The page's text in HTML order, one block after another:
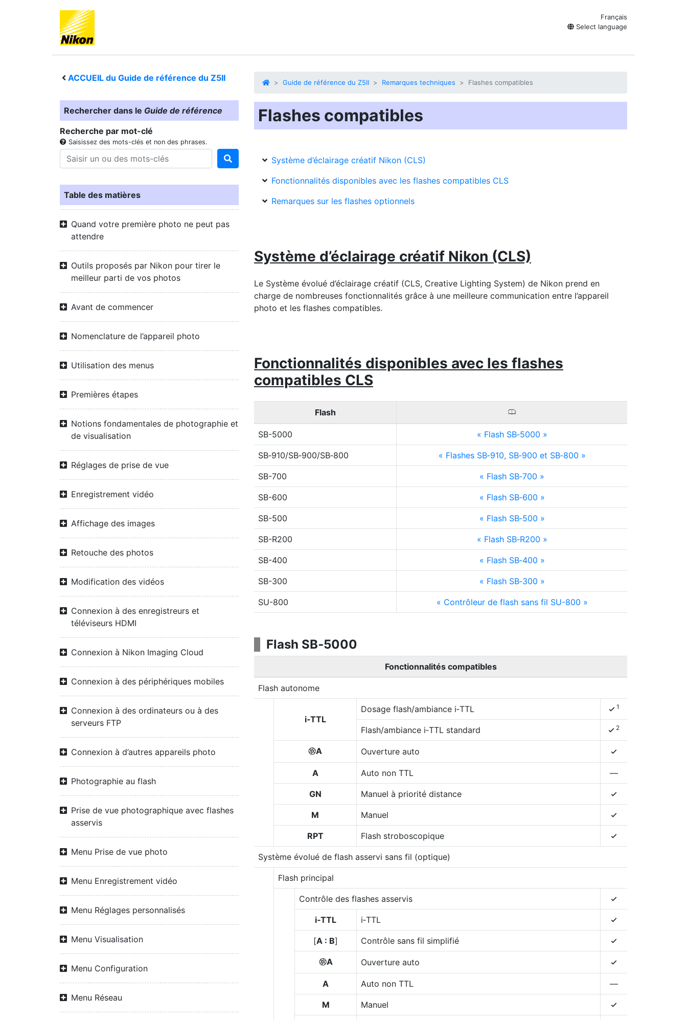
Français
Select language
ACCUEIL du Guide de référence du Z5II
Rechercher dans le Guide de référence
Recherche par mot-clé
Saisissez des mots-clés et non des phrases.
Table des matières
Quand votre première photo ne peut pas
attendre
Outils proposés par Nikon pour tirer le
meilleur parti de vos photos
Avant de commencer
Nomenclature de l’appareil photo
Utilisation des menus
Premières étapes
Notions fondamentales de photographie et
de visualisation
Réglages de prise de vue
Enregistrement vidéo
Affichage des images
Retouche des photos
Modification des vidéos
Connexion à des enregistreurs et
téléviseurs HDMI
Connexion à Nikon Imaging Cloud
Connexion à des périphériques mobiles
Connexion à des ordinateurs ou à des
serveurs FTP
Connexion à d’autres appareils photo
Photographie au flash
Prise de vue photographique avec flashes
asservis
Menu Prise de vue photo
Menu Enregistrement vidéo
Menu Réglages personnalisés
Menu Visualisation
Menu Configuration
Menu Réseau
Guide de référence du Z5II Remarques techniques Flashes compatibles
Flashes compatibles
Système d’éclairage créatif Nikon (CLS)
Fonctionnalités disponibles avec les flashes compatibles CLS
Remarques sur les flashes optionnels
Système d’éclairage créatif Nikon (CLS)
Le Système évolué d’éclairage créatif (CLS, Creative Lighting System) de Nikon prend en
charge de nombreuses fonctionnalités grâce à une meilleure communication entre l’appareil
photo et les flashes compatibles.
Fonctionnalités disponibles avec les flashes
compatibles CLS
Flash 0
SB-5000 Flash SB‑5000
SB‑910/SB‑900/SB‑800 Flashes SB‑910, SB‑900 et SB‑800
SB-700 Flash SB‑700
SB-600 Flash SB‑600
SB-500 Flash SB‑500
SB-R200 Flash SB‑R200
SB-400 Flash SB‑400
SB-300 Flash SB‑300
SU-800 Contrôleur de flash sans fil SU-800
Flash SB‑5000
Fonctionnalités compatibles
Flash autonome
i‑TTL
Dosage flash/ambiance i‑TTL 41
Flash/ambiance i‑TTL standard 4 2
qA Ouverture auto 4
A Auto non TTL —
GN Manuel à priorité distance 4
M Manuel 4
RPT Flash stroboscopique 4
Système évolué de flash asservi sans fil (optique)
Flash principal
Contrôle des flashes asservis 4
i‑TTL i‑TTL 4
[A : B] Contrôle sans fil simplifié 4
qA Ouverture auto 4
A Auto non TTL —
M Manuel 4